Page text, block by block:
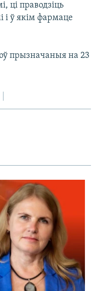
ці праводзіць
і ў якім фармаце
прызначаныя на 23